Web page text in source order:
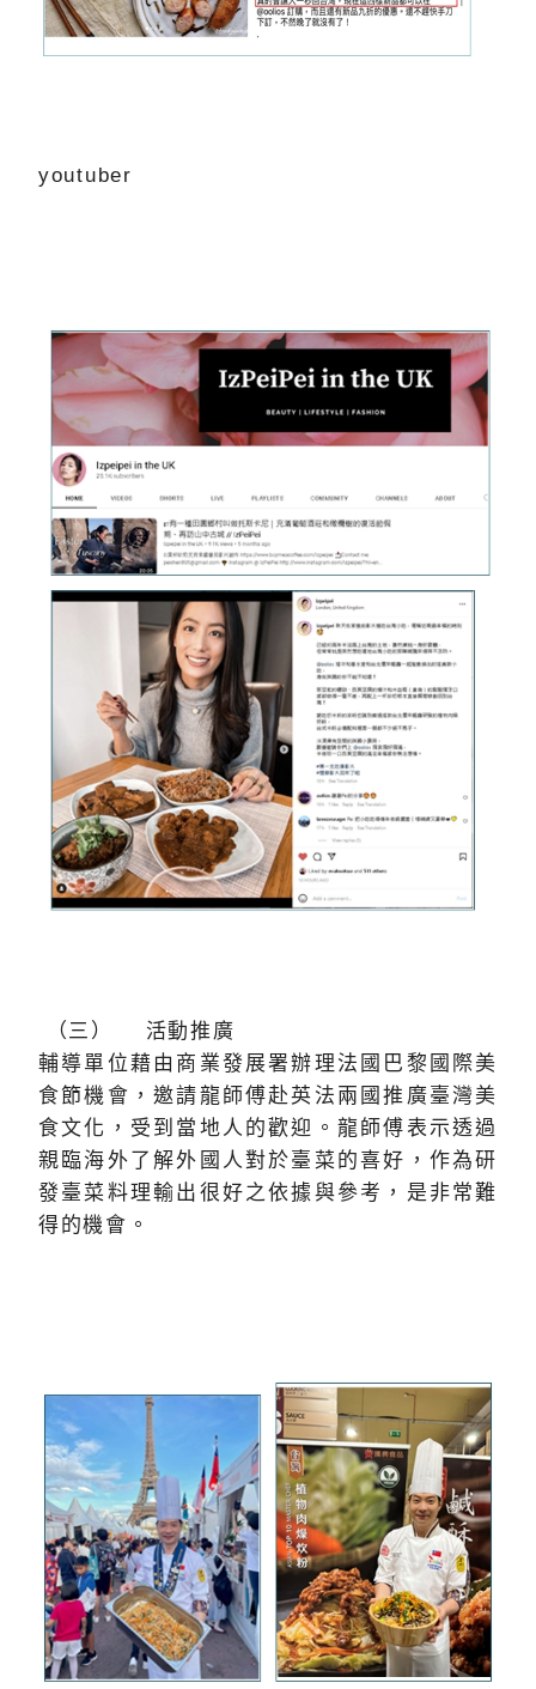
youtuber
（三） 活動推廣
輔導單位藉由商業發展署辦理法國巴黎國際美
食節機會，邀請龍師傅赴英法兩國推廣臺灣美
食文化，受到當地人的歡迎。龍師傅表示透過
親臨海外了解外國人對於臺菜的喜好，作為研
發臺菜料理輸出很好之依據與參考，是非常難
得的機會。